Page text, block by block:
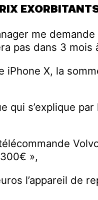
me
pas dans 3 mois
iPhone X, la
qui s’explique
»,
l’appareil de